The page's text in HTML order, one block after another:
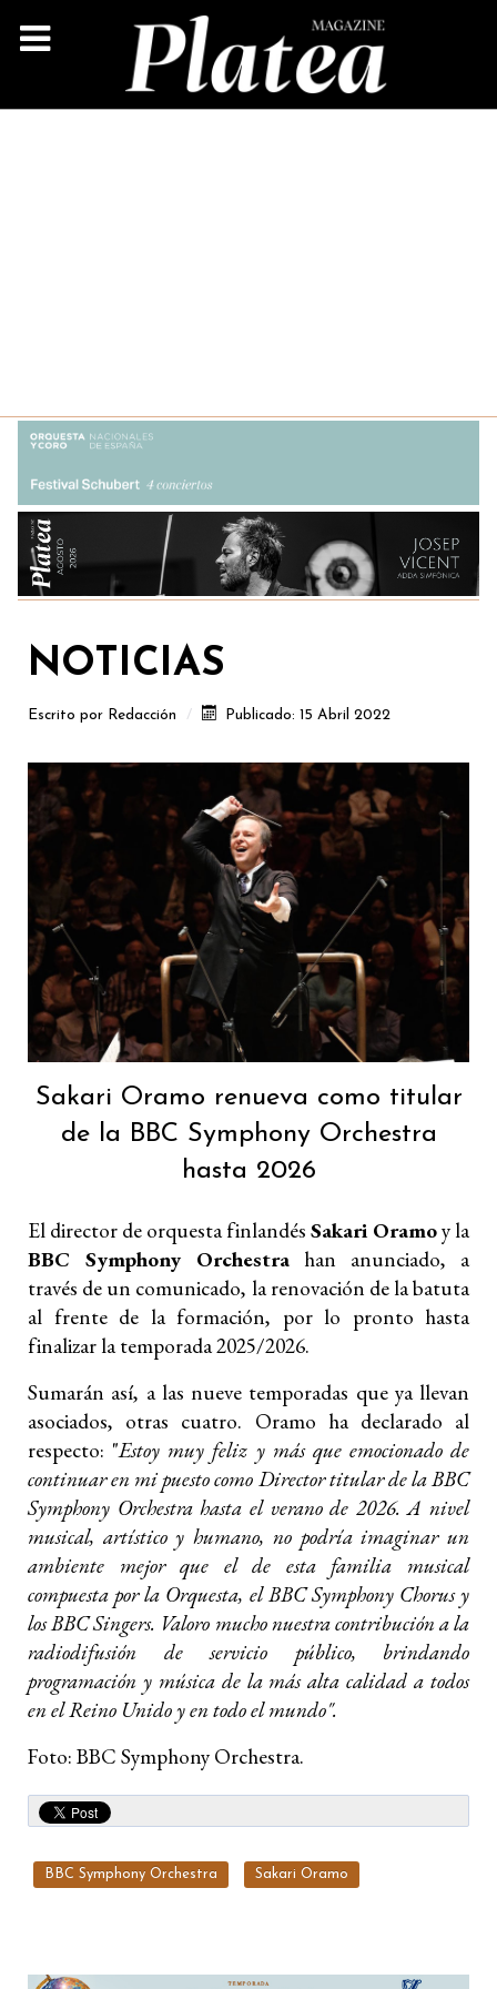
NOTICIAS
Escrito por Redacción Publicado: 15 Abril 2022
Sakari Oramo renueva como titular
de la BBC Symphony Orchestra
hasta 2026
El director de orquesta finlandés Sakari Oramoy la
BBC Symphony Orchestra han anunciado, a
través de un comunicado, la renovación de la batuta
al frente de la formación, por lo pronto hasta
finalizar la temporada 2025/2026.
Sumarán así, a las nueve temporadas que ya llevan
asociados, otras cuatro. Oramo ha declarado al
respecto: "Estoy muy feliz y más que emocionado de
continuar en mi puesto como Director titular de la BBC
Symphony Orchestra hasta el verano de 2026. A nivel
musical, artístico y humano, no podría imaginar un
ambiente mejor que el de esta familia musical
compuesta por la Orquesta, el BBC Symphony Chorus y
los BBC Singers. Valoro mucho nuestra contribución a la
radiodifusión de servicio público, brindando
programación y música de la más alta calidad a todos
en el Reino Unido y en todo el mundo".
Foto: BBC Symphony Orchestra.
BBC Symphony Orchestra Sakari Oramo